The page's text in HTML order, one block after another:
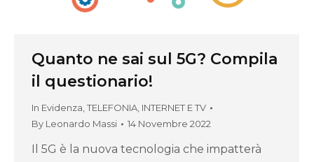
Quanto ne sai sul 5G? Compila
il questionario!
In Evidenza,TELEFONIA, INTERNET E TV
By Leonardo Massi 14 Novembre 2022
Il 5G è la nuova tecnologia che impatterà